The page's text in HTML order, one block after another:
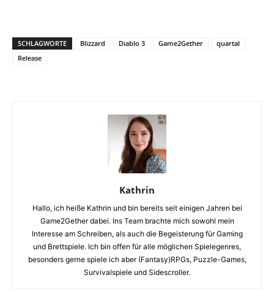
SCHLAGWORTE Blizzard Diablo 3 Game2Gether
quartal
Release
Kathrin
Hallo, ich heiße Kathrin und bin bereits seit einigen Jahren bei
Game2Gether dabei. Ins Team brachte mich sowohl mein
Interesse am Schreiben, als auch die Begeisterung für Gaming
und Brettspiele. Ich bin offen für alle möglichen Spielegenres,
besonders gerne spiele ich aber (Fantasy)RPGs, Puzzle-Games,
Survivalspiele und Sidescroller.